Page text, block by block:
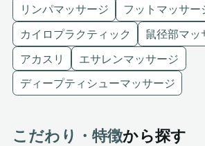
リンパマッサージ
フットマッサー
カイロプラクティック
鼠径部マッ
アカスリ
エサレンマッサージ
ディープティシューマッサージ
こだわり・特徴から探す